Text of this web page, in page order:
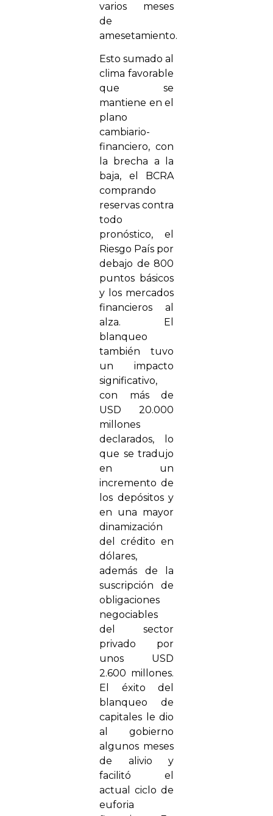
varios meses
de
amesetamiento.
Esto sumado al
clima favorable
que se
mantiene en el
plano
cambiario-
financiero, con
la brecha a la
baja, el BCRA
comprando
reservas contra
todo
pronóstico, el
Riesgo País por
debajo de 800
puntos básicos
y los mercados
financieros al
alza. El
blanqueo
también tuvo
un impacto
significativo,
con más de
USD 20.000
millones
declarados, lo
que se tradujo
en un
incremento de
los depósitos y
en una mayor
dinamización
del crédito en
dólares,
además de la
suscripción de
obligaciones
negociables
del sector
privado por
unos USD
2.600 millones.
El éxito del
blanqueo de
capitales le dio
al gobierno
algunos meses
de alivio y
facilitó el
actual ciclo de
euforia